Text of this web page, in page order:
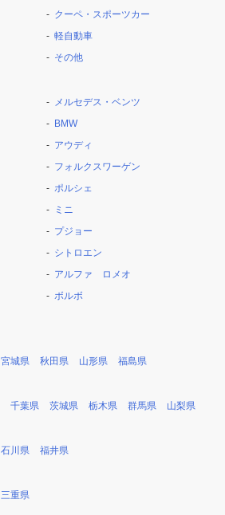
クーペ・スポーツカー
軽自動車
その他
メルセデス・ベンツ
BMW
アウディ
フォルクスワーゲン
ポルシェ
ミニ
プジョー
シトロエン
アルファ ロメオ
ボルボ
宮城県 秋田県 山形県 福島県
千葉県 茨城県 栃木県 群馬県 山梨県
石川県 福井県
三重県